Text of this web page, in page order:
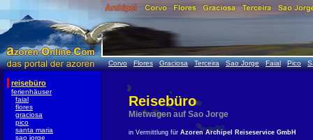
Corvo Flores Graciosa Terceira Sao Jorge Faial Pico
reisebüro
ferienhäuser
faial
flores
graciosa
pico
santa maria
sao jorge
Reisebüro
Mietwagen auf Sao Jorge
in Vermittlung für Azoren Archipel Reiseservice GmbH